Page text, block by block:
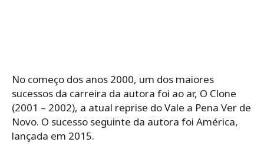
No começo dos anos 2000, um dos maiores
sucessos da carreira da autora foi ao ar, O Clone
(2001 – 2002), a atual reprise do Vale a Pena Ver de
Novo. O sucesso seguinte da autora foi América,
lançada em 2015.